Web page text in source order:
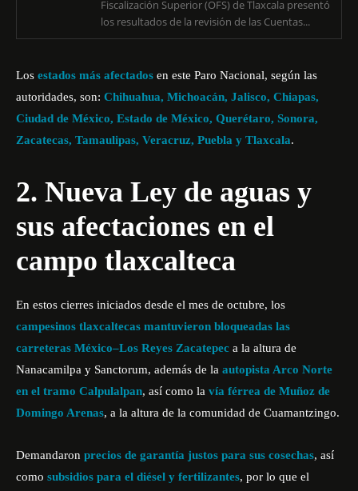
Fiscalización Superior (OFS) de Tlaxcala presentó
los resultados de la revisión de las Cuentas...
Los estados más afectados en este Paro Nacional, según las
autoridades, son: Chihuahua, Michoacán, Jalisco, Chiapas,
Ciudad de México, Estado de México, Querétaro, Sonora,
Zacatecas, Tamaulipas, Veracruz, Puebla y Tlaxcala.
2. Nueva Ley de aguas y
sus afectaciones en el
campo tlaxcalteca
En estos cierres iniciados desde el mes de octubre, los
campesinos tlaxcaltecas mantuvieron bloqueadas las
carreteras México–Los Reyes Zacatepec a la altura de
Nanacamilpa y Sanctorum, además de la autopista Arco Norte
en el tramo Calpulalpan, así como la vía férrea de Muñoz de
Domingo Arenas, a la altura de la comunidad de Cuamantzingo.
Demandaron precios de garantía justos para sus cosechas, así
como subsidios para el diésel y fertilizantes, por lo que el